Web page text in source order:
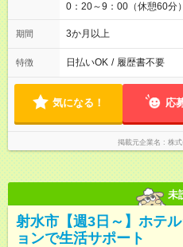
0：20～9：00（休憩60分
度残業あり ※配属先によ
り
期間 3か月以上
特徴 日払いOK / 履歴書不要
気になる！ 応
掲載元企業名 株
未
射水市【週3日～】ホテ
ョンで生活サポート